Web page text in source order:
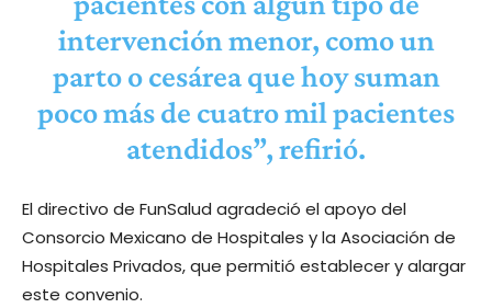
intervención menor, como un
parto o cesárea que hoy suman
poco más de cuatro mil pacientes
atendidos”, refirió.
El directivo de FunSalud agradeció el apoyo del
Consorcio Mexicano de Hospitales y la Asociación de
Hospitales Privados, que permitió establecer y alargar
este convenio.